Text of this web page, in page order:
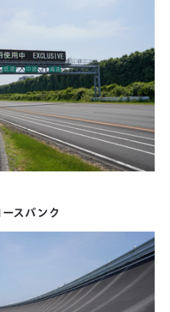
スバンク